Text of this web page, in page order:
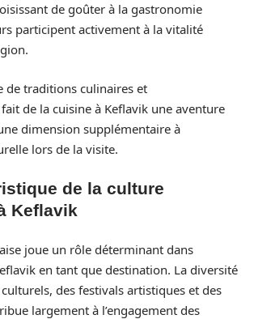
de goûter à la gastronomie
participent activement à la vitalité
de traditions culinaires et
de la cuisine à Keflavik une aventure
dimension supplémentaire à
lors de la visite.
de la culture
Keflavik
joue un rôle déterminant dans
en tant que destination. La diversité
des festivals artistiques et des
largement à l’engagement des